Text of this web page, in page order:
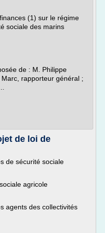
(1) sur le régime
sociale des marins
de : M. Philippe
rapporteur général ;
de loi de
de sécurité sociale
agricole
agents des collectivités